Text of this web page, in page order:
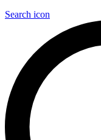
Search icon